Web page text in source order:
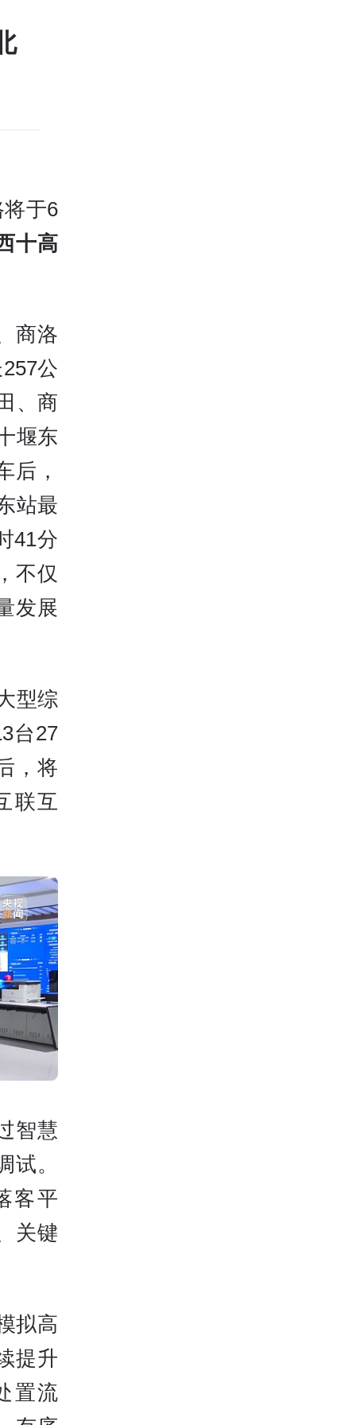
于6
十高
商洛
公
、商
堰东
后，
站最
41分
不仅
发展
型综
台27
，将
联互
智慧
试。
客平
关键
拟高
提升
置流